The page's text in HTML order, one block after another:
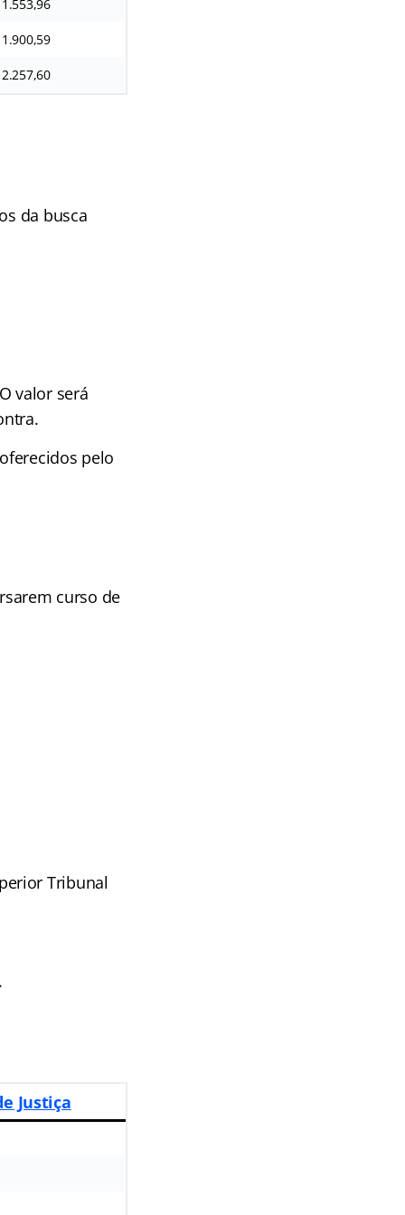
da busca
valor será
pelo
curso de
Tribunal
Justiça